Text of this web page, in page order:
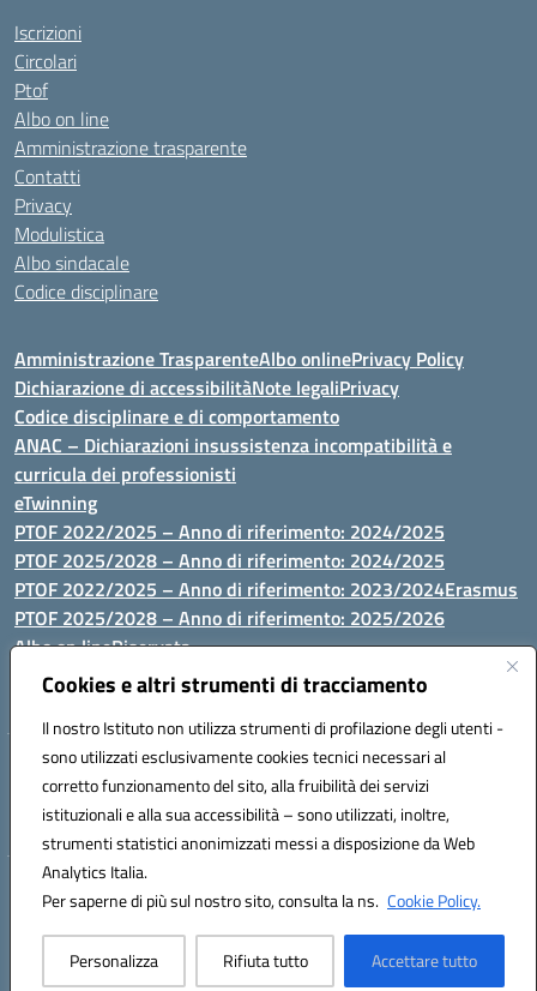
Cookies e altri strumenti di tracciamento
Il nostro Istituto non utilizza strumenti di profilazione degli utenti -
sono utilizzati esclusivamente cookies tecnici necessari al
corretto funzionamento del sito, alla fruibilità dei servizi
istituzionali e alla sua accessibilità – sono utilizzati, inoltre,
strumenti statistici anonimizzati messi a disposizione da Web
Analytics Italia.
Per saperne di più sul nostro sito, consulta la ns. Cookie Policy.
Personalizza Rifiuta tutto Accettare tutto
Iscrizioni
Circolari
Ptof
Albo on line
Amministrazione trasparente
Contatti
Privacy
Modulistica
Albo sindacale
Codice disciplinare
Amministrazione TrasparenteAlbo onlinePrivacy Policy
Dichiarazione di accessibilitàNote legaliPrivacy
Codice disciplinare e di comportamento
ANAC – Dichiarazioni insussistenza incompatibilità e
curricula dei professionisti
eTwinning
PTOF 2022/2025 – Anno di riferimento: 2024/2025
PTOF 2025/2028 – Anno di riferimento: 2024/2025
PTOF 2022/2025 – Anno di riferimento: 2023/2024Erasmus
PTOF 2025/2028 – Anno di riferimento: 2025/2026
Albo on lineRiservata
P.N. Dotazione di attrezzature per le palestre
Via Luna e Sole, 44 07100, Sassari - Tel 079293287 - Fax 0793764116
- Mail: ssvc010009@istruzione.it - PEC: ssvc010009@pec.istruzione.it
- C.F. / P.IVA Convitto 80000150906 - C.F. Scuole 92073300904
Hosting & Powered by 3D Solution S.r.l.
Concept & Design by Designers Italia